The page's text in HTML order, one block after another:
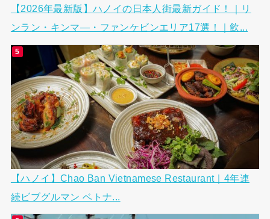
【2026年最新版】ハノイの日本人街最新ガイド！｜リ
ンラン・キンマ―・ファンケビンエリア17選！｜飲...
【ハノイ】Chao Ban Vietnamese Restaurant｜4年連
続ビブグルマン ベトナ...